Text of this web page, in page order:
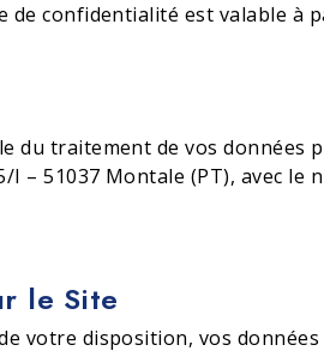
de confidentialité est valable à
du traitement de vos données
I – 51037 Montale (PT), avec le
le Site
votre disposition, vos